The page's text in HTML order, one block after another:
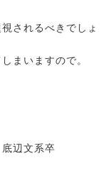
されるべきでしょ
まいますので。
卒